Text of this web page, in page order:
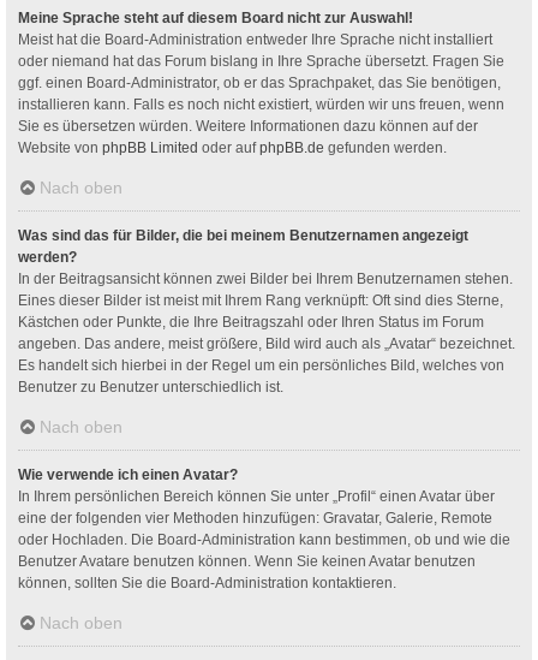
Meine Sprache steht auf diesem Board nicht zur Auswahl!
Meist hat die Board-Administration entweder Ihre Sprache nicht installiert
oder niemand hat das Forum bislang in Ihre Sprache übersetzt. Fragen Sie
ggf. einen Board-Administrator, ob er das Sprachpaket, das Sie benötigen,
installieren kann. Falls es noch nicht existiert, würden wir uns freuen, wenn
Sie es übersetzen würden. Weitere Informationen dazu können auf der
Website von phpBB Limited oder aufphpBB.de gefunden werden.
Nach oben
Was sind das für Bilder, die bei meinem Benutzernamen angezeigt
werden?
In der Beitragsansicht können zwei Bilder bei Ihrem Benutzernamen stehen.
Eines dieser Bilder ist meist mit Ihrem Rang verknüpft: Oft sind dies Sterne,
Kästchen oder Punkte, die Ihre Beitragszahl oder Ihren Status im Forum
angeben. Das andere, meist größere, Bild wird auch als „Avatar“ bezeichnet.
Es handelt sich hierbei in der Regel um ein persönliches Bild, welches von
Benutzer zu Benutzer unterschiedlich ist.
Nach oben
Wie verwende ich einen Avatar?
In Ihrem persönlichen Bereich können Sie unter „Profil“ einen Avatar über
eine der folgenden vier Methoden hinzufügen: Gravatar, Galerie, Remote
oder Hochladen. Die Board-Administration kann bestimmen, ob und wie die
Benutzer Avatare benutzen können. Wenn Sie keinen Avatar benutzen
können, sollten Sie die Board-Administration kontaktieren.
Nach oben